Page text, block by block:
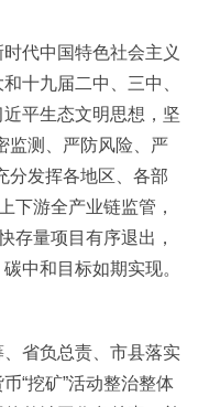
代中国特色社会主义
十九届二中、三中、
平生态文明思想，坚
监测、严防风险、严
分发挥各地区、各部
下游全产业链监管，
存量项目有序退出，
中和目标如期实现。
省负总责、市县落实
“挖矿”活动整治整体